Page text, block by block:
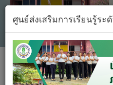
ศูนย์ส่งเสริมการเรียนรู้ระ
Previous